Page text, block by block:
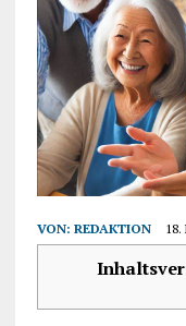
VON: REDAKTION 18.